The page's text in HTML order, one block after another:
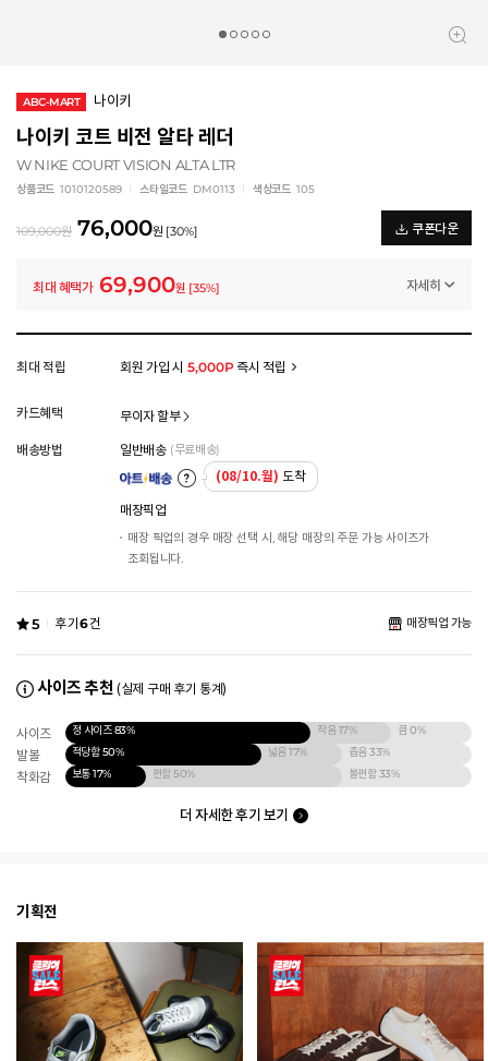
ABC-MART 나이키
나이키 코트 비전 알타 레더
W NIKE COURT VISION ALTA LTR
상품코드 1010120589 스타일코드 DM0113 색상코드 105
109,000원 76,000원 [30%] 쿠폰다운
최대 혜택가 69,900원 [35%] 자세히
멤버십 상시 할인
모든 혜택이 적용된 금액으로, 실제 결제 금액과는 차이가 있을 수 있습니다.
최대 적립 회원 가입 시 5,000P즉시 적립
카드혜택 무이자 할부
배송방법 일반배송 (무료배송)
(08/10.월) 도착
매장픽업
매장 픽업의 경우 매장 선택 시, 해당 매장의 주문 가능 사이즈가
조회됩니다.
5 후기6건 매장픽업 가능
사이즈 추천 (실제 구매 후기 통계)
사이즈 정 사이즈83% 작음17% 큼0%
발볼 적당함50% 넓음17% 좁음33%
착화감 보통17% 편함 50% 불편함33%
더 자세한 후기 보기
기획전